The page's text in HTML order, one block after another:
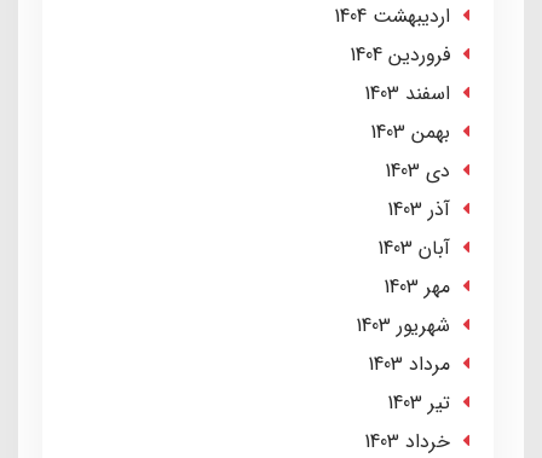
ارديبهشت 1404
فروردین 1404
اسفند 1403
بهمن 1403
دی 1403
آذر 1403
آبان 1403
مهر 1403
شهریور 1403
مرداد 1403
تير 1403
خرداد 1403